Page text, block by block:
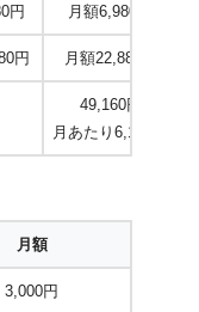
円 月額6,980円
円 月額22,880円
49,160円
月あたり6,145円
月額
3,000円